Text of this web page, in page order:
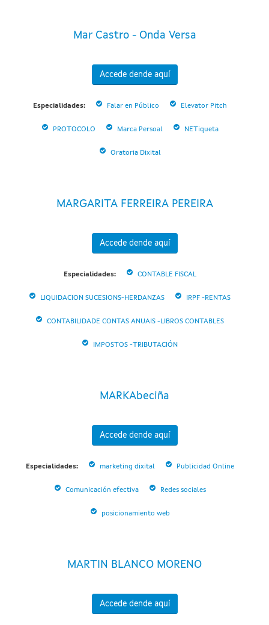
Mar Castro - Onda Versa
Accede dende aquí
Especialidades: Falar en Público Elevator Pitch
PROTOCOLO Marca Persoal NETiqueta
Oratoria Dixital
MARGARITA FERREIRA PEREIRA
Accede dende aquí
Especialidades: CONTABLE FISCAL
LIQUIDACION SUCESIONS-HERDANZAS IRPF -RENTAS
CONTABILIDADE CONTAS ANUAIS -LIBROS CONTABLES
IMPOSTOS -TRIBUTACIÓN
MARKAbeciña
Accede dende aquí
Especialidades: marketing dixital Publicidad Online
Comunicación efectiva Redes sociales
posicionamiento web
MARTIN BLANCO MORENO
Accede dende aquí